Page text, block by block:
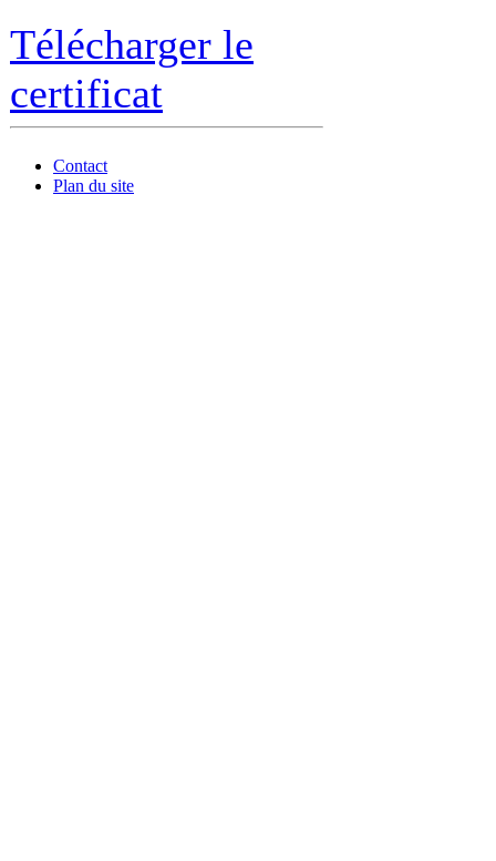
Télécharger le
certificat
Contact
Plan du site